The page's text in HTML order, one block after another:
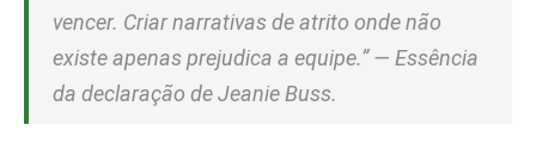
vencer. Criar narrativas de atrito onde não
existe apenas prejudica a equipe.” — Essência
da declaração de Jeanie Buss.